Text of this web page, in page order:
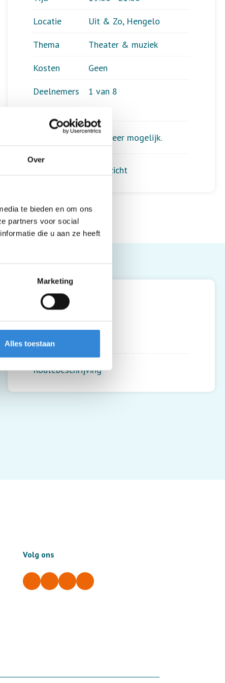
Over
te bieden en om ons
partners voor social
die u aan ze heeft
Marketing
Alles toestaan
Locatie
Uit & Zo, Hengelo
Thema
Theater & muziek
Kosten
Geen
Deelnemers
1 van 8
Aanmelden is niet meer mogelijk.
Terug naar het overzicht
Uit & Zo, Hengelo
Thomasstraat 70
Routebeschrijving
Volg ons